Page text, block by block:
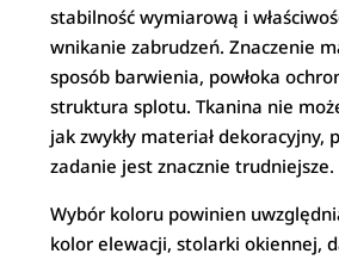
stabilność wymiarową i
wnikanie zabrudzeń. Znaczenie
sposób barwienia, powłoka
struktura splotu. Tkanina nie
jak zwykły materiał dekoracyjny,
zadanie jest znacznie trudniejsze.
Wybór koloru powinien
kolor elewacji, stolarki okiennej,